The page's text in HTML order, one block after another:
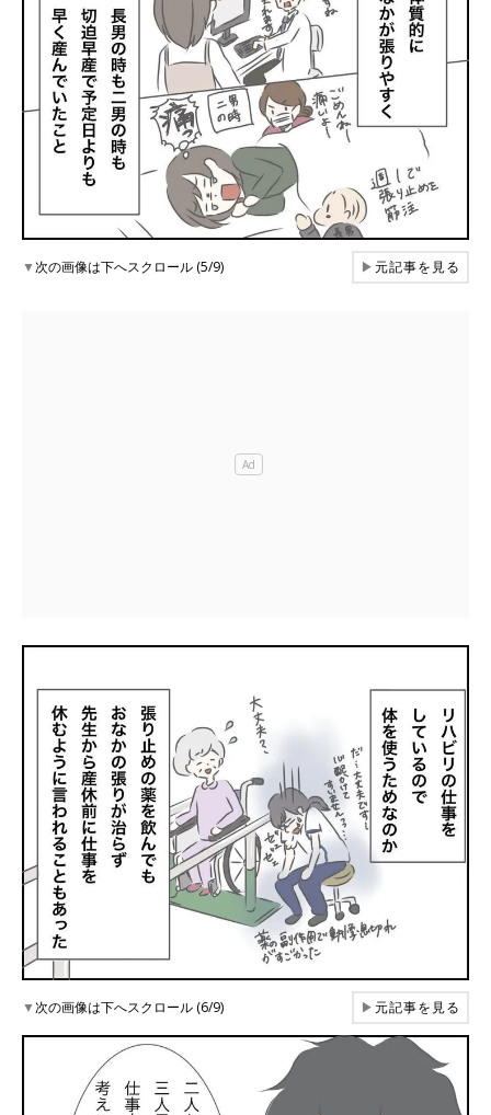
▼次の画像は下へスクロール (5/9) ▶元記事を見る
▼次の画像は下へスクロール (6/9) ▶元記事を見る